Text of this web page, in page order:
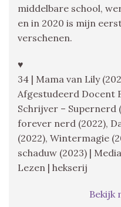
middelbare school,
en in 2020 is mijn
verschenen.
♥
34 | Mama van Lily
Afgestudeerd Docent
Schrijver – Supernerd
forever nerd (2022),
(2022), Wintermagie
schaduw (2023) |
Lezen | hekserij
Bekijk